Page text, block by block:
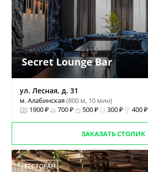
Secret Lounge Bar
ул. Лесная, д. 31
м. Алабинская(800 м, 10 мин)
1900 ₽
700 ₽ 500 ₽ 300 ₽ 400 ₽
ЗАКАЗАТЬ СТОЛИК
РЕСТОРАН